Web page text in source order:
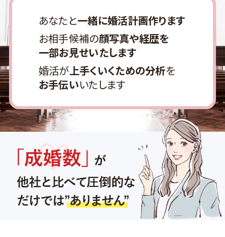
あなたと一緒に婚活計画作ります
お相手候補の顔写真や経歴を
一部お見せいたします
婚活が上手くいくための分析を
お手伝いいたします